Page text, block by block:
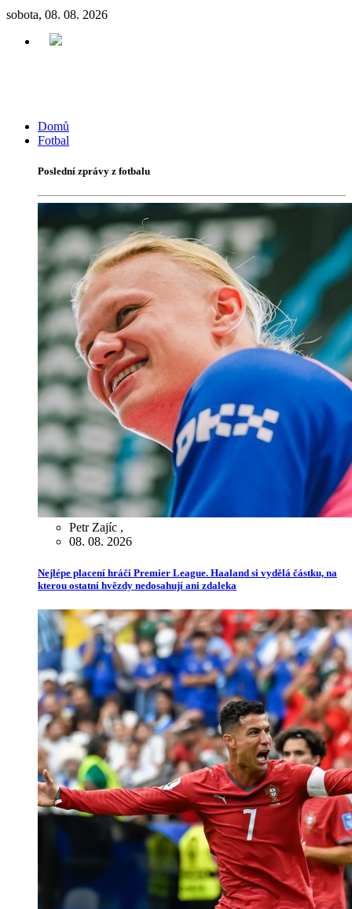
sobota, 08. 08. 2026
Domů
Fotbal
Poslední zprávy z fotbalu
Petr Zajíc ,
08. 08. 2026
Nejlépe placení hráči Premier League. Haaland si vydělá částku, na
kterou ostatní hvězdy nedosahují ani zdaleka